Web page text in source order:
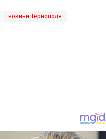
новини Тернополя